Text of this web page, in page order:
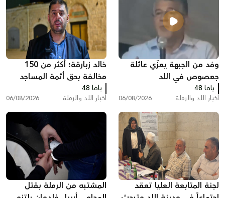
وفد من الجبهة يعزّي عائلة
جعصوص في اللد
يافا 48
أخبار اللد والرملة 06/08/2026
خالد زبارقة: أكثر من 150
مخالفة بحق أئمة المساجد
بسبب رفع الأذان في اللد
يافا 48
أخبار اللد والرملة 06/08/2026
لجنة المتابعة العليا تعقد
المشتبه من الرملة بقتل